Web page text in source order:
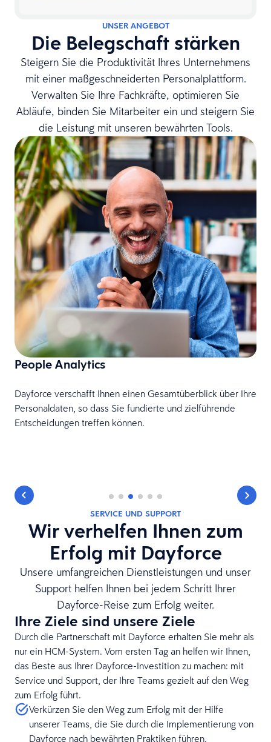
UNSER ANGEBOT
Die Belegschaft stärken
Steigern Sie die Produktivität Ihres Unternehmens
mit einer maßgeschneiderten Personalplattform.
Verwalten Sie Ihre Fachkräfte, optimieren Sie
Abläufe, binden Sie Mitarbeiter ein und steigern Sie
die Leistung mit unseren bewährten Tools.
People Analytics
Dayforce verschafft Ihnen einen Gesamtüberblick über Ihre
Personaldaten, so dass Sie fundierte und zielführende
Entscheidungen treffen können.
SERVICE UND SUPPORT
Wir verhelfen Ihnen zum
Erfolg mit Dayforce
Unsere umfangreichen Dienstleistungen und unser
Support helfen Ihnen bei jedem Schritt Ihrer
Dayforce-Reise zum Erfolg weiter.
Ihre Ziele sind unsere Ziele
Durch die Partnerschaft mit Dayforce erhalten Sie mehr als
nur ein HCM-System. Vom ersten Tag an helfen wir Ihnen,
das Beste aus Ihrer Dayforce-Investition zu machen: mit
Service und Support, der Ihre Teams gezielt auf den Weg
zum Erfolg führt.
Verkürzen Sie den Weg zum Erfolg mit der Hilfe
unserer Teams, die Sie durch die Implementierung von
Dayforce nach bewährten Praktiken führen.